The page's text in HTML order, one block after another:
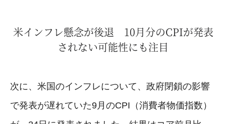
米インフレ懸念が後退 10月分のCPIが発表
されない可能性にも注目
次に、米国のインフレについて、政府閉鎖の影響
で発表が遅れていた9月のCPI（消費者物価指数）